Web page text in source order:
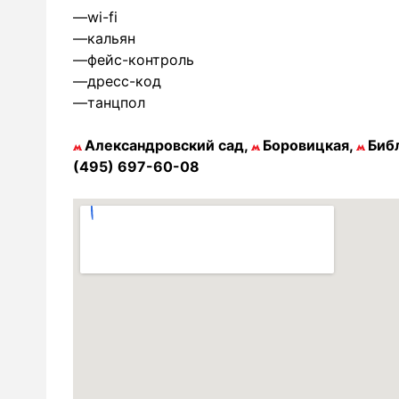
—wi-fi
—кальян
—фейс-контроль
—дресс-код
—танцпол
Александровский сад, Боровицкая,
(495) 697-60-08